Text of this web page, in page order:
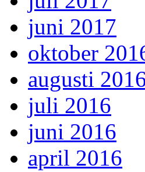
juni 2017
oktober
augusti
juli 2016
juni 2016
april 2016